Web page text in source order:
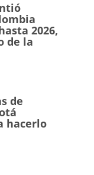
2026,
de la
de
hacerlo